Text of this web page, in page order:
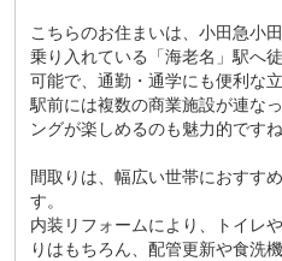
こちらのお住まいは、小田急小
乗り入れている「海老名」駅へ
可能で、通勤・通学にも便利な
駅前には複数の商業施設が連な
ングが楽しめるのも魅力的です
間取りは、幅広い世帯におすす
す。
内装リフォームにより、トイレ
りはもちろん、配管更新や食洗